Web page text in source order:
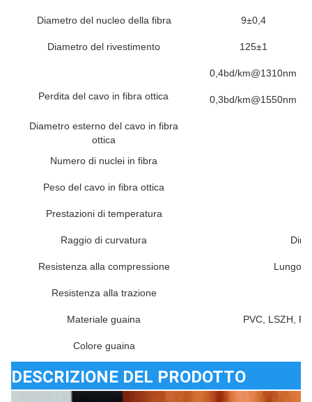
Diametro del nucleo della fibra 9±0,4
Diametro del rivestimento 125±1
Perdita del cavo in fibra ottica
0,4bd/km@1310nm
0,3bd/km@1550nm
Diametro esterno del cavo in fibra
ottica
Numero di nuclei in fibra
Peso del cavo in fibra ottica
Prestazioni di temperatura
Raggio di curvatura
Resistenza alla compressione Lungo
Resistenza alla trazione
Materiale guaina PVC, LSZH,
Colore guaina
DESCRIZIONE DEL PRODOTTO